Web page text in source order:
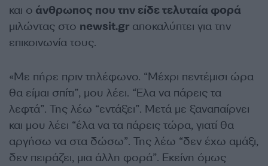
και ο άνθρωπος που την είδε τελυταία φορά
μιλώντας στο newsit.gr αποκαλύπτει για την
επικοινωνία τους.
«Με πήρε πριν τηλέφωνο. “Μέχρι πεντέμισι ώρα
θα είμαι σπίτι”, μου λέει. “Έλα να πάρεις τα
λεφτά”. Της λέω “εντάξει”. Μετά με ξαναπαίρνει
και μου λέει “έλα να τα πάρεις τώρα, γιατί θα
αργήσω να στα δώσω”. Της λέω “δεν έχω αμάξι,
δεν πειράζει, μια άλλη φορά”. Εκείνη όμως